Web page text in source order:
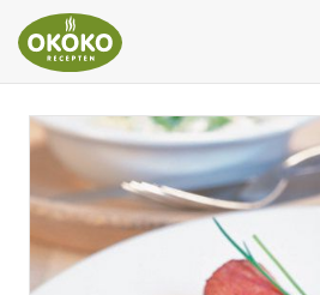
HOME
RECEPTEN